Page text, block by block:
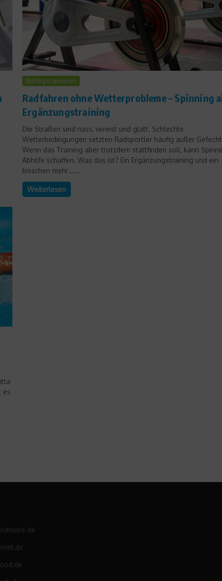
Richtig trainieren
Radfahren ohne Wetterprobleme – Spinning
Ergänzungstraining
Die Straßen sind nass, vereist und glatt. Schlechte
Wetterbedingungen setzten Radsportler häufig außer
Wenn das Training aber trotzdem stattfinden soll, kann
Abhilfe schaffen. Was das ist? Ein Ergänzungstraining und ein
bisschen mehr…...
Weiterlesen
es